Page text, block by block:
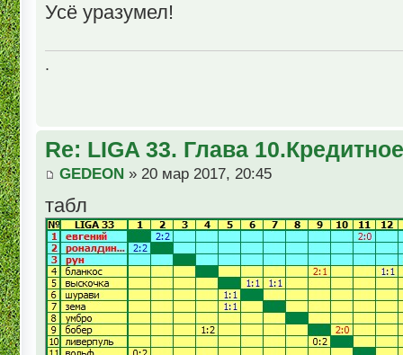
Усё уразумел!
.
Re: LIGA 33. Глава
GEDEON » 20 мар 2017, 20:45
табл